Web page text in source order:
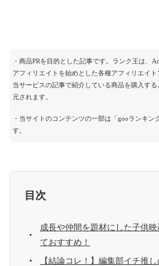
・商品PRを目的とした記事です。ランク王は、
アフィリエイトを始めとした各種アフィリエイト
当サービスの記事で紹介している商品を購入す
元されます。
・当サイトのコンテンツの一部は「gooランキン
す。
目次
成長や仲間を題材にした子供
ておすすめ！
【結論コレ！】編集部イチ推